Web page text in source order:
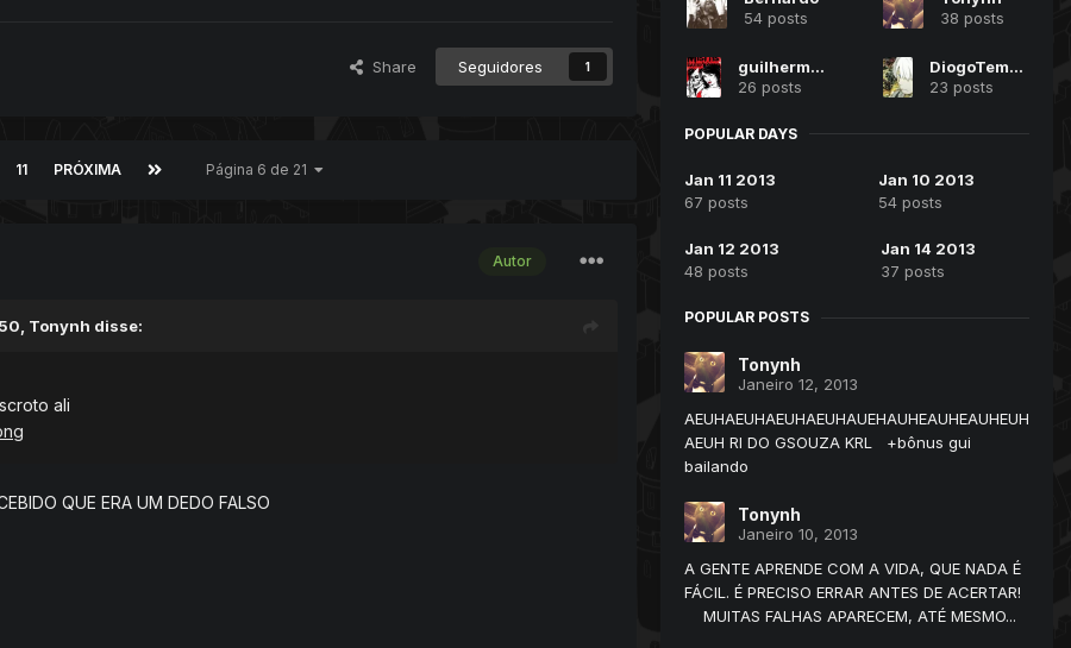
Share Seguidores 1
11 PRÓXIMA Página 6 de 21
Autor
Tonynh disse:
ali
QUE ERA UM DEDO FALSO
54 posts
38 posts
guilhermes26
26 posts
DiogoTemporario
23 posts
POPULAR DAYS
Jan 11 2013
67 posts
Jan 10 2013
54 posts
Jan 12 2013
48 posts
Jan 14 2013
37 posts
POPULAR POSTS
Tonynh
Janeiro 12, 2013
AEUHAEUHAEUHAEUHAUEHAUHEAUHEAUHEUH
AEUH RI DO GSOUZA KRL +bônus gui
bailando
Tonynh
Janeiro 10, 2013
A GENTE APRENDE COM A VIDA, QUE NADA É
FÁCIL. É PRECISO ERRAR ANTES DE ACERTAR!
MUITAS FALHAS APARECEM, ATÉ MESMO...